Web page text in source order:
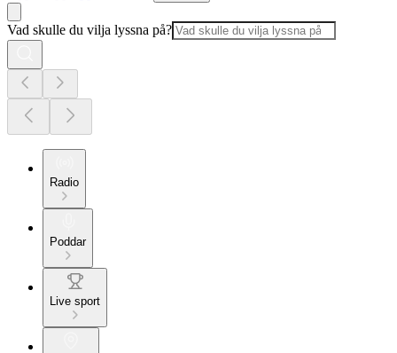
Vad skulle du vilja lyssna på?
Radio
Poddar
Live sport